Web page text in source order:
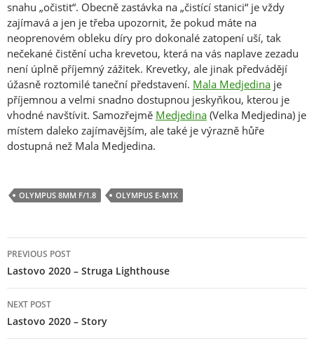
snahu „očistit“. Obecně zastávka na „čistící stanici“ je vždy
zajímavá a jen je třeba upozornit, že pokud máte na
neoprenovém obleku díry pro dokonalé zatopení uší, tak
nečekané čistění ucha krevetou, která na vás naplave zezadu
není úplně příjemný zážitek. Krevetky, ale jinak předvádějí
úžasně roztomilé taneční představení. Mala Medjedina je
příjemnou a velmi snadno dostupnou jeskyňkou, kterou je
vhodné navštívit. Samozřejmě Medjedina (Velka Medjedina) je
místem daleko zajímavějším, ale také je výrazně hůře
dostupná než Mala Medjedina.
OLYMPUS 8MM F/1.8 OLYMPUS E-M1X
navigation
PREVIOUS POST
Lastovo 2020 – Struga Lighthouse
NEXT POST
Lastovo 2020 – Story